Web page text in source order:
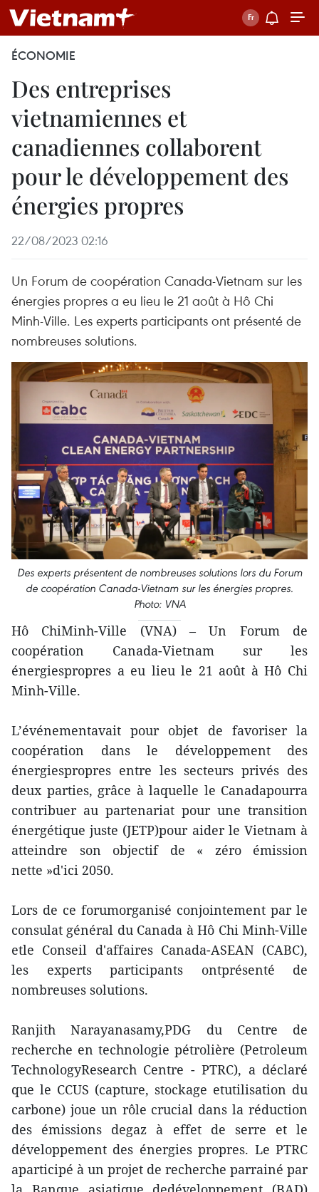
ÉCONOMIE
Des entreprises
vietnamiennes et
canadiennes collaborent
pour le développement des
énergies propres
22/08/2023 02:16
Un Forum de coopération Canada-Vietnam sur les
énergies propres a eu lieu le 21 août à Hô Chi
Minh-Ville. Les experts participants ont présenté de
nombreuses solutions.
Des experts présentent de nombreuses solutions lors du Forum
de coopération Canada-Vietnam sur les énergies propres.
Photo: VNA
Hô ChiMinh-Ville (VNA) – Un Forum de
coopération Canada-Vietnam sur les
énergiespropres a eu lieu le 21 août à Hô Chi
Minh-Ville.
L’événementavait pour objet de favoriser la
coopération dans le développement des
énergiespropres entre les secteurs privés des
deux parties, grâce à laquelle le Canadapourra
contribuer au partenariat pour une transition
énergétique juste (JETP)pour aider le Vietnam à
atteindre son objectif de « zéro émission
nette »d'ici 2050.
Lors de ce forumorganisé conjointement par le
consulat général du Canada à Hô Chi Minh-Ville
etle Conseil d'affaires Canada-ASEAN (CABC),
les experts participants ontprésenté de
nombreuses solutions.
Ranjith Narayanasamy,PDG du Centre de
recherche en technologie pétrolière (Petroleum
TechnologyResearch Centre - PTRC), a déclaré
que le CCUS (capture, stockage etutilisation du
carbone) joue un rôle crucial dans la réduction
des émissions degaz à effet de serre et le
développement des énergies propres. Le PTRC
aparticipé à un projet de recherche parrainé par